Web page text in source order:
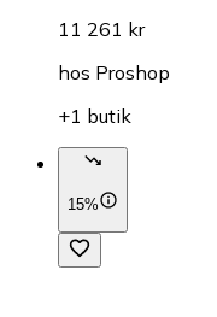
11 261 kr
hos Proshop
+1 butik
15%